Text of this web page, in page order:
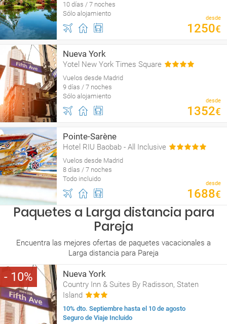
10 días / 7 noches
Sólo alojamiento
desde
1250€
Nueva York
Yotel New York Times Square
Vuelos desde Madrid
9 días / 7 noches
Sólo alojamiento
desde
1352€
Pointe-Sarène
Hotel RIU Baobab - All Inclusive
Vuelos desde Madrid
8 días / 7 noches
Todo incluido
desde
1688€
Paquetes a Larga distancia para
Pareja
Encuentra las mejores ofertas de paquetes vacacionales a
Larga distancia para Pareja
10 Nueva York
Country Inn & Suites By Radisson, Staten
Island
10% dto. Septiembre hasta el 10 de agosto
Seguro de Viaje Incluido